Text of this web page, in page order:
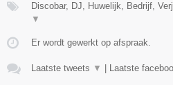
Discobar, DJ, Huwelijk, Bedrijf,
▼
Er wordt gewerkt op afspraak.
Laatste tweets ▼ Laatste